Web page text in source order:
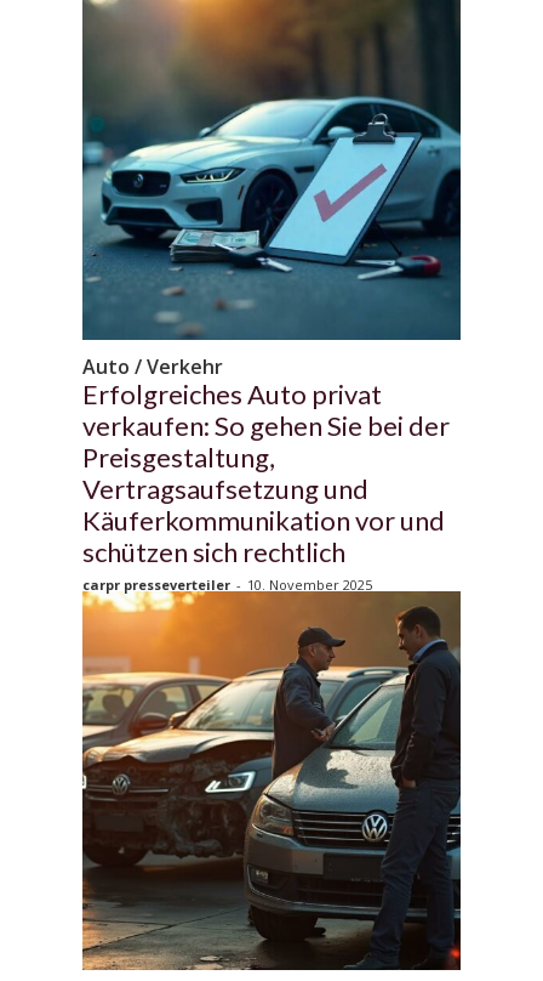
Auto / Verkehr
Erfolgreiches Auto privat
verkaufen: So gehen Sie bei der
Preisgestaltung,
Vertragsaufsetzung und
Käuferkommunikation vor und
schützen sich rechtlich
carpr presseverteiler - 10. November 2025